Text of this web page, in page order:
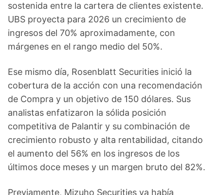
sostenida entre la cartera de clientes existente.
UBS proyecta para 2026 un crecimiento de
ingresos del 70% aproximadamente, con
márgenes en el rango medio del 50%.
Ese mismo día, Rosenblatt Securities inició la
cobertura de la acción con una recomendación
de Compra y un objetivo de 150 dólares. Sus
analistas enfatizaron la sólida posición
competitiva de Palantir y su combinación de
crecimiento robusto y alta rentabilidad, citando
el aumento del 56% en los ingresos de los
últimos doce meses y un margen bruto del 82%.
Previamente, Mizuho Securities ya había